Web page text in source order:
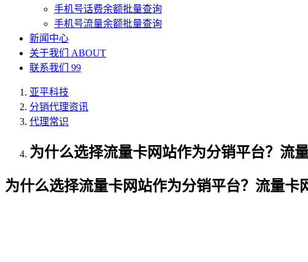
手机号话费余额批量查询
手机号流量余额批量查询
新闻中心
关于我们 ABOUT
联系我们 99
亚平科技
分销代理资讯
代理常识
为什么选择流量卡网站作为分销平台？流
为什么选择流量卡网站作为分销平台？流量卡